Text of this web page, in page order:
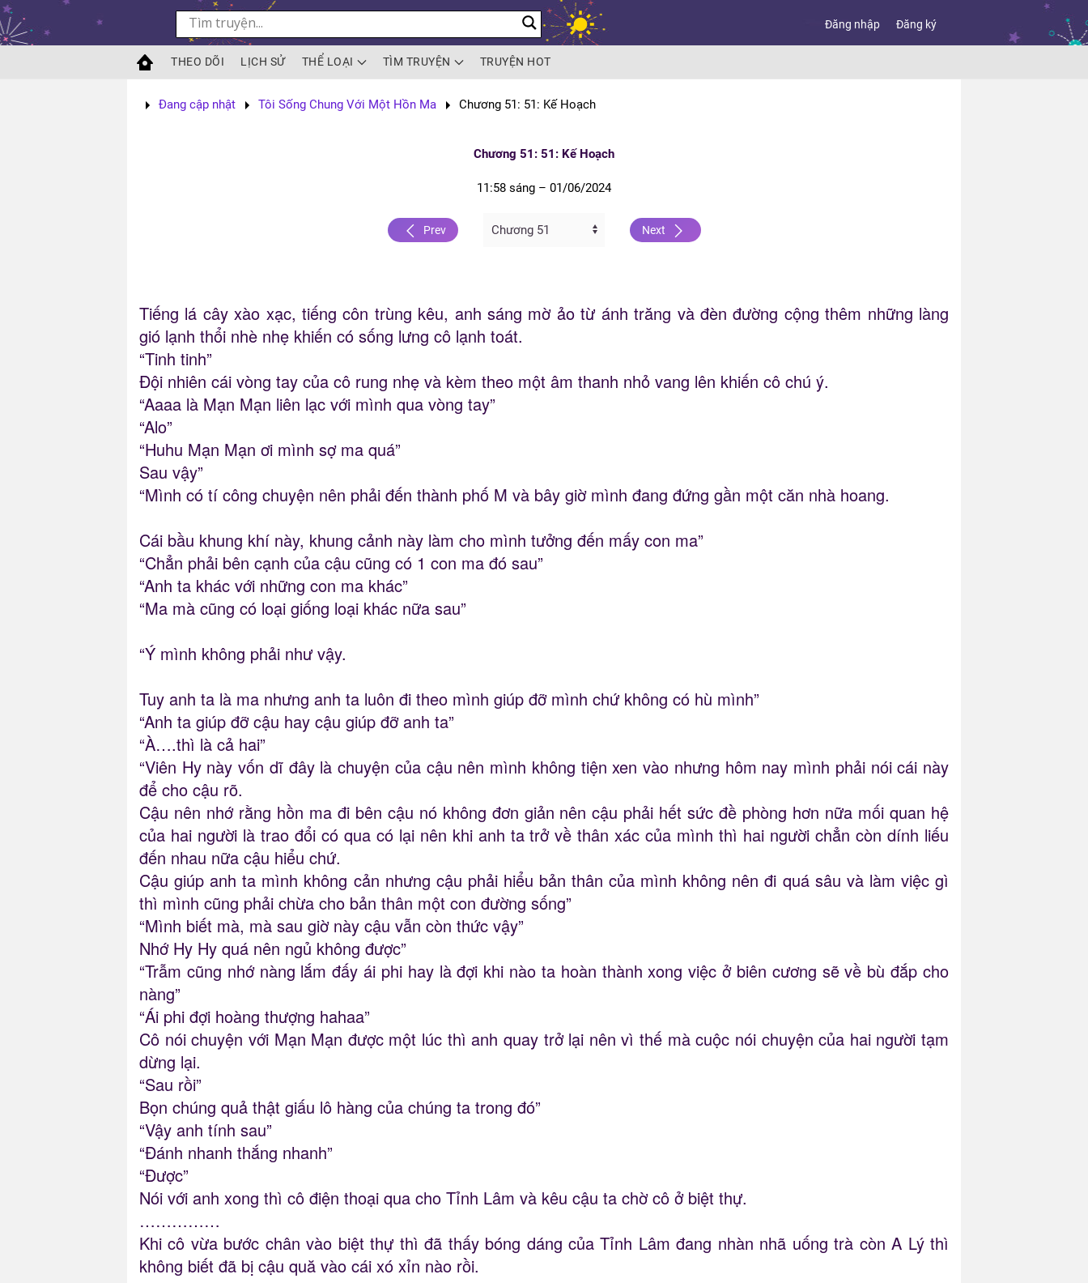
Skip to main content
Đăng nhập Đăng ký
THEO DÕI LỊCH SỬ THỂ LOẠI TÌM TRUYỆN TRUYỆN HOT
Đang cập nhật Tôi Sống Chung Với Một Hồn Ma Chương 51: 51: Kế Hoạch
Chương 51: 51: Kế Hoạch
11:58 sáng – 01/06/2024
Prev Next
Tiếng lá cây xào xạc, tiếng côn trùng kêu, anh sáng mờ ảo từ ánh trăng và đèn đường cộng thêm những làng
gió lạnh thổi nhè nhẹ khiến có sống lưng cô lạnh toát.
“Tinh tinh”
Đội nhiên cái vòng tay của cô rung nhẹ và kèm theo một âm thanh nhỏ vang lên khiến cô chú ý.
“Aaaa là Mạn Mạn liên lạc với mình qua vòng tay”
“Alo”
“Huhu Mạn Mạn ơi mình sợ ma quá”
Sau vậy”
“Mình có tí công chuyện nên phải đến thành phố M và bây giờ mình đang đứng gần một căn nhà hoang.
Cái bầu khung khí này, khung cảnh này làm cho mình tưởng đến mấy con ma”
“Chẳn phải bên cạnh của cậu cũng có 1 con ma đó sau”
“Anh ta khác với những con ma khác”
“Ma mà cũng có loại giống loại khác nữa sau”
“Ý mình không phải như vậy.
Tuy anh ta là ma nhưng anh ta luôn đi theo mình giúp đỡ mình chứ không có hù mình”
“Anh ta giúp đỡ cậu hay cậu giúp đỡ anh ta”
“À….thì là cả hai”
“Viên Hy này vốn dĩ đây là chuyện của cậu nên mình không tiện xen vào nhưng hôm nay mình phải nói cái này
để cho cậu rõ.
Cậu nên nhớ rằng hồn ma đi bên cậu nó không đơn giản nên cậu phải hết sức đề phòng hơn nữa mối quan hệ
của hai người là trao đổi có qua có lại nên khi anh ta trở về thân xác của mình thì hai người chẳn còn dính liếu
đến nhau nữa cậu hiểu chứ.
Cậu giúp anh ta mình không cản nhưng cậu phải hiểu bản thân của mình không nên đi quá sâu và làm việc gì
thì mình cũng phải chừa cho bản thân một con đường sống”
“Mình biết mà, mà sau giờ này cậu vẫn còn thức vậy”
Nhớ Hy Hy quá nên ngủ không được”
“Trẫm cũng nhớ nàng lắm đấy ái phi hay là đợi khi nào ta hoàn thành xong việc ở biên cương sẽ về bù đắp cho
nàng”
“Ái phi đợi hoàng thượng hahaa”
Cô nói chuyện với Mạn Mạn được một lúc thì anh quay trở lại nên vì thế mà cuộc nói chuyện của hai người tạm
dừng lại.
“Sau rồi”
Bọn chúng quả thật giấu lô hàng của chúng ta trong đó”
“Vậy anh tính sau”
“Đánh nhanh thắng nhanh”
“Được”
Nói với anh xong thì cô điện thoại qua cho Tỉnh Lâm và kêu cậu ta chờ cô ở biệt thự.
……………
Khi cô vừa bước chân vào biệt thự thì đã thấy bóng dáng của Tỉnh Lâm đang nhàn nhã uống trà còn A Lý thì
không biết đã bị cậu quă vào cái xó xỉn nào rồi.